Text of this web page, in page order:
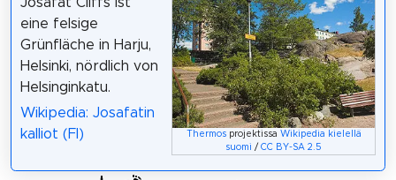
Thermosprojektissa Wikipedia kielellä
suomi /CC BY-SA 2.5
eine felsige
Grünfläche in Harju,
Helsinki, nördlich von
Helsinginkatu.
Wikipedia: Josafatin
kalliot (FI)